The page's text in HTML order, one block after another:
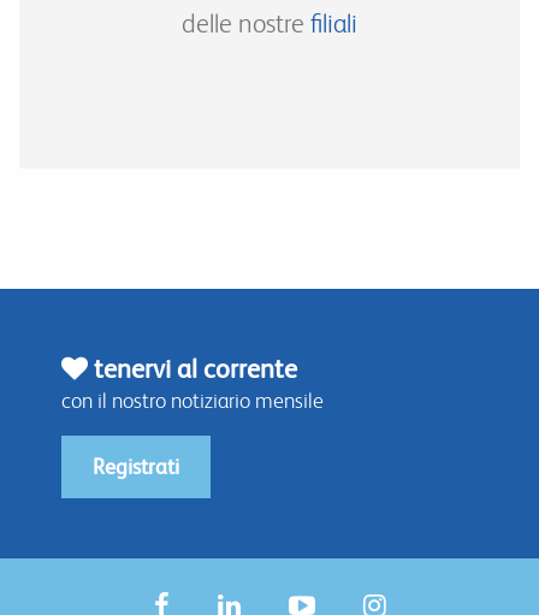
delle nostre filiali
tenervi al corrente
con il nostro notiziario mensile
Registrati